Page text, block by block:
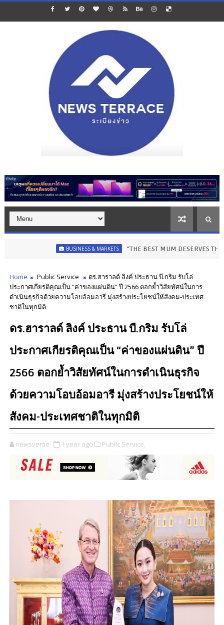
BUSINESS & MARKETS “THE BEST MUM DESERVES THE
Home Public Service
ดร.ฮาราลด์ ลิงค์ ประธาน บี.กริม รับโล่
ประกาศเกียรติคุณเป็น “ค่าของแผ่นดิน” ปี 2566 ตอกย้ำวิสัยทัศน์ในการ
ดำเนินธุรกิจด้วยความโอบอ้อมอารี มุ่งสร้างประโยชน์ให้สังคม-ประเทศ
ชาติในทุกมิติ
ดร.ฮาราลด์ ลิงค์ ประธาน บี.กริม รับโล่
ประกาศเกียรติคุณเป็น “ค่าของแผ่นดิน” ปี
2566 ตอกย้ำวิสัยทัศน์ในการดำเนินธุรกิจ
ด้วยความโอบอ้อมอารี มุ่งสร้างประโยชน์ให้
สังคม-ประเทศชาติในทุกมิติ
newsverse 1 year ago Public Service,